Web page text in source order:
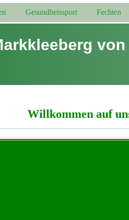
Gesundheissport Fechten
von
Willkommen auf